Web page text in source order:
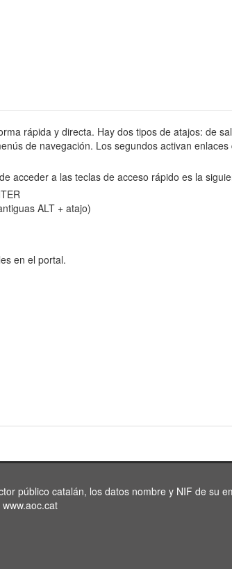
rápida y directa. Hay dos tipos de atajos: de
de navegación. Los segundos activan
acceder a las teclas de acceso rápido es la
ALT + atajo)
en el portal.
público catalán, los datos nombre y NIF de su